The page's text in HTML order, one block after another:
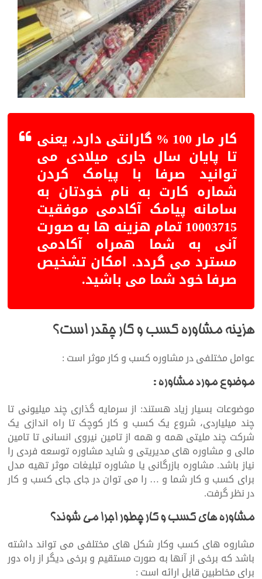
کار مار 100 % گارانتی دارد ، یعنی
تا پایان سال جاری میلادی می
توانید صرفا با پیامک کردن
شماره کارت به نام خودتان به
سامانه پیامک آکادمی موفقیت
10003715تمام هزینه ها به صورت
آنی به شما همراه آکادمی
مسترد می گردد. امکان تشخیص
صرفا خود شما می باشید.
هزینه مشاوره کسب و کار چقدر است؟
عوامل مختلفی در مشاوره کسب و کار موثر است :
موضوع مورد مشاوره :
موضوعات بسیار زیاد هستند: از سرمایه گذاری چند میلیونی تا
چند میلیاردی، شروع یک کسب و کار کوچک تا راه اندازی یک
شرکت چند ملیتی همه و همه از تامین نیروی انسانی تا تامین
مالی و مشاوره های مدیریتی و شاید مشاوره توسعه فردی را
نیاز باشد. مشاوره بازرگانی یا مشاوره تبلیغات موثر تهیه مدل
برای کسب و کار شما و … را می توان در جای جای کسب و کار
در نظر گرفت.
مشاوره های کسب و کار چطور اجرا می شوند؟
مشاروه های کسب وکار شکل های مختلفی می تواند داشته
باشد که برخی از آنها به صورت مستقیم و برخی دیگر از راه دور
برای مخاطبین قابل ارائه است :